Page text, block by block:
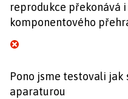
reprodukce překonává i
komponentového
Pono jsme testovali
aparaturou